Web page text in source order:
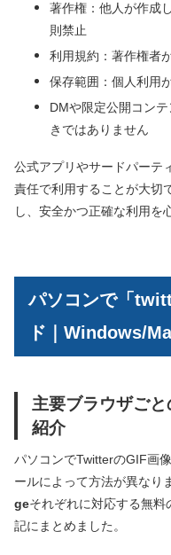
著作権：他人が作成
則禁止
利用規約：著作権者
保存範囲：個人利用
DMや限定公開コン
きではありません
公式アプリやサードパーテ
責任で利用することが大切
し、安全かつ正確な利用を
パソコンで「
ド｜Windows/
主要ブラウザご
紹介
パソコンでTwitterのGIF画
ールによって方法が異なり
geそれぞれに対応する無
記にまとめました。